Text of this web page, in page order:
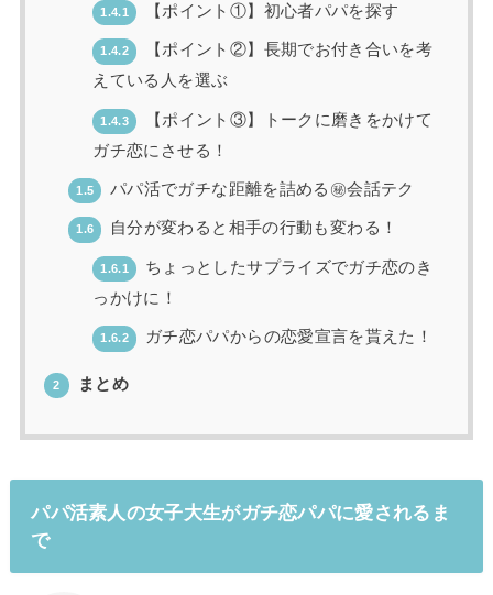
1.4.1 【ポイント①】初心者パパを探す
1.4.2
【ポイント②】長期でお付き合いを考
えている人を選ぶ
1.4.3
【ポイント③】トークに磨きをかけて
ガチ恋にさせる！
1.5 パパ活でガチな距離を詰める㊙会話テク
1.6 自分が変わると相手の行動も変わる！
1.6.1
ちょっとしたサプライズでガチ恋のき
っかけに！
1.6.2 ガチ恋パパからの恋愛宣言を貰えた！
2 まとめ
パパ活素人の女子大生がガチ恋パパに愛されるま
で